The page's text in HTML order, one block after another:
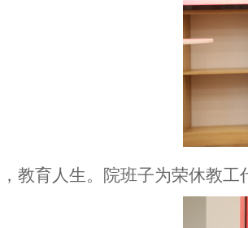
教育人生。院班子为荣休教工